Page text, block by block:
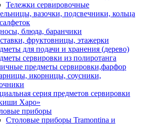
Тележки сервировочные
вазочки, подсвечники, кольца
блюда, баранчики
фруктовницы, этажерки
для подачи и хранения (дерево)
сервировки из полиротанга
предметы сервировки,фарфор
икорницы, соусники,
серия предметов сервировки
Харо»
приборы
Столовые приборы Trаmоntina и